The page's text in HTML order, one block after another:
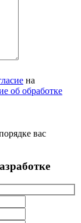
на
об обработке
вас